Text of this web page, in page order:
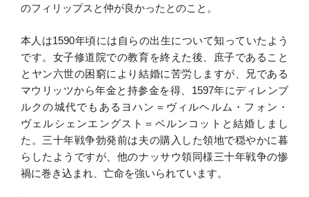
のフィリップスと仲が良かったとのこと。
本人は1590年頃には自らの出生について知っていたよう
です。女子修道院での教育を終えた後、庶子であること
とヤン六世の困窮により結婚に苦労しますが、兄である
マウリッツから年金と持参金を得、1597年にディレンブ
ルクの城代でもあるヨハン＝ヴィルヘルム・フォン・
ヴェルシェンエングスト＝ベルンコットと結婚しまし
た。三十年戦争勃発前は夫の購入した領地で穏やかに暮
らしたようですが、他のナッサウ領同様三十年戦争の惨
禍に巻き込まれ、亡命を強いられています。